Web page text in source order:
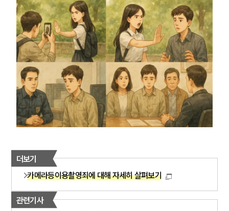
더보기
카메라등이용촬영죄에 대해 자세히 살펴보기
관련기사